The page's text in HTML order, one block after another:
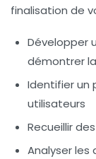
finalisation de
Développer
démontrer
Identifier un
utilisateurs
Recueillir
Analyser